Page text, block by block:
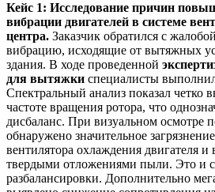
Кейс 1: Исследование причин
вибрации двигателей в системе
центра. Заказчик обратился с
вибрацию, исходящие от вытяжных
здания. В ходе проведенной
для вытяжки специалисты
Спектральный анализ показал четко
частоте вращения ротора, что
дисбаланс. При визуальном осмотре
обнаружено значительное
вентилятора охлаждения двигателя и
твердыми отложениями пыли. Это и
разбалансировки. Дополнительно